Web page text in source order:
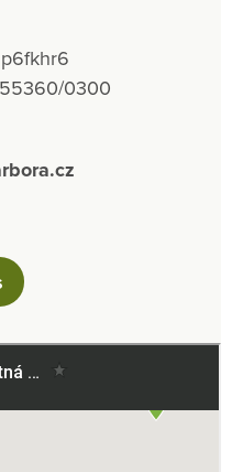
p6fkhr6
0300